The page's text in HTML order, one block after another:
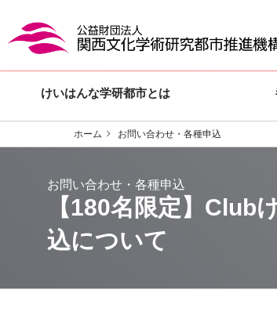
けいはんな学研都市とは
ホーム お問い合わせ・各種申込
【180名限定】Club
込について